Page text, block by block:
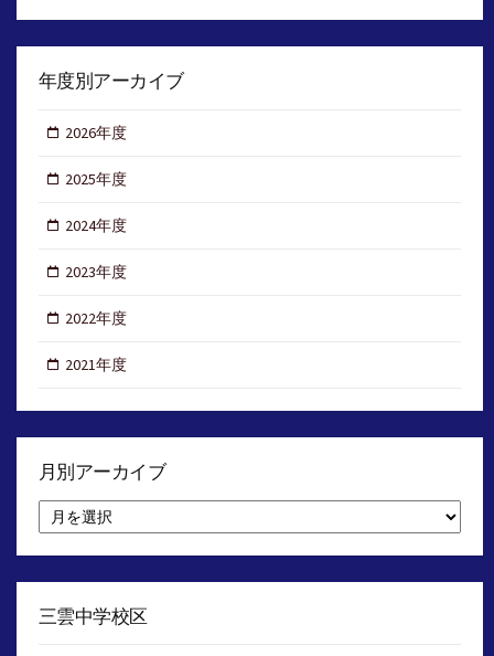
年度別アーカイブ
2026年度
2025年度
2024年度
2023年度
2022年度
2021年度
月別アーカイブ
別
イ
三雲中学校区